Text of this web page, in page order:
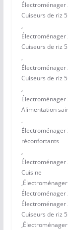
Électroménager
Cuiseurs de riz
,
Électroménager
Cuiseurs de riz
,
Électroménager
Cuiseurs de riz
,
Électroménager
Alimentation
,
Électroménager
réconfortants
,
Électroménager
Cuisine
,
Électroménager
Électroménager
Cuiseurs de riz
,